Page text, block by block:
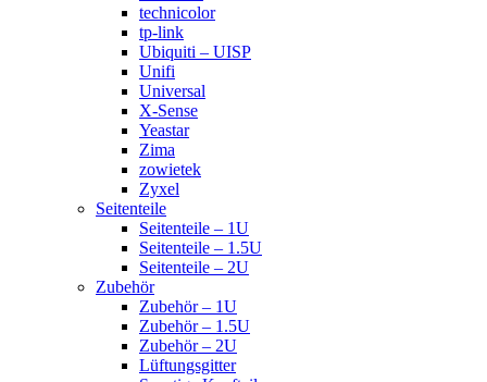
technicolor
tp-link
Ubiquiti – UISP
Unifi
Universal
X-Sense
Yeastar
Zima
zowietek
Zyxel
Seitenteile
Seitenteile – 1U
Seitenteile – 1.5U
Seitenteile – 2U
Zubehör
Zubehör – 1U
Zubehör – 1.5U
Zubehör – 2U
Lüftungsgitter